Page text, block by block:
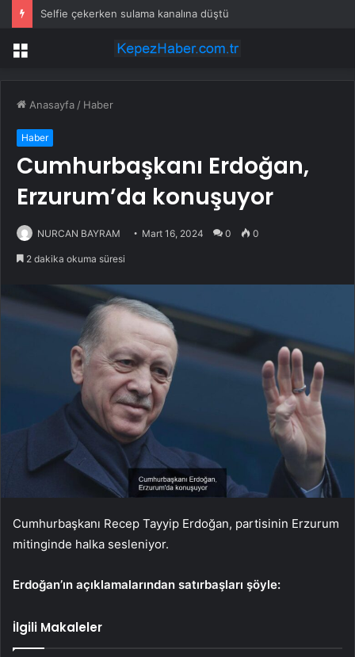
Selfie çekerken sulama kanalına düştü
Menü
Anasayfa / Haber
Haber
Cumhurbaşkanı Erdoğan,
Erzurum’da konuşuyor
NURCAN BAYRAM Mart 16, 2024 0 0
2 dakika okuma süresi
Cumhurbaşkanı Recep Tayyip Erdoğan, partisinin Erzurum
mitinginde halka sesleniyor.
Erdoğan’ın açıklamalarından satırbaşları şöyle:
İlgili Makaleler